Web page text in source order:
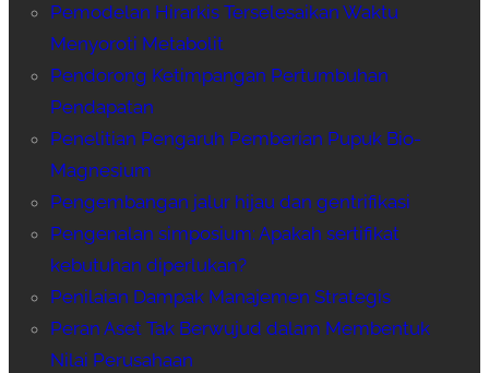
Pemodelan Hirarkis Terselesaikan Waktu
Menyoroti Metabolit
Pendorong Ketimpangan Pertumbuhan
Pendapatan
Penelitian Pengaruh Pemberian Pupuk Bio-
Magnesium
Pengembangan jalur hijau dan gentrifikasi
Pengenalan simposium: Apakah sertifikat
kebutuhan diperlukan?
Penilaian Dampak Manajemen Strategis
Peran Aset Tak Berwujud dalam Membentuk
Nilai Perusahaan